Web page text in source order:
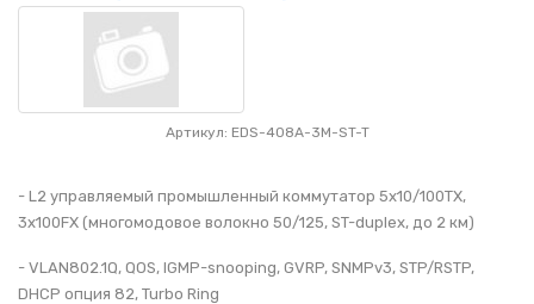
Артикул: EDS-408A-3M-ST-T
- L2 управляемый промышленный коммутатор 5x10/100TX,
3x100FX (многомодовое волокно 50/125, ST-duplex, до 2 км)
- VLAN802.1Q, QOS, IGMP-snooping, GVRP, SNMPv3, STP/RSTP,
DHCP опция 82, Turbo Ring